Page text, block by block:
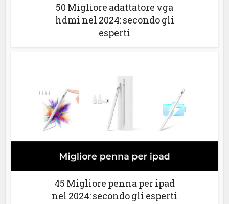
50 Migliore adattatore vga
hdmi nel 2024: secondo gli
esperti
45 Migliore penna per ipad
nel 2024: secondo gli esperti